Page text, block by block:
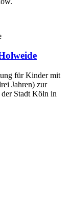
für Kinder mit
Jahren) zur
Stadt Köln in